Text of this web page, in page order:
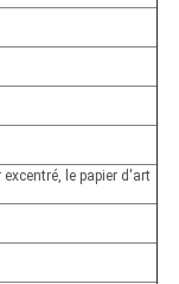
le papier d'art